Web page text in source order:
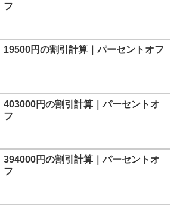
フ
19500円の割引計算｜パーセントオフ
403000円の割引計算｜パーセントオ
フ
394000円の割引計算｜パーセントオ
フ